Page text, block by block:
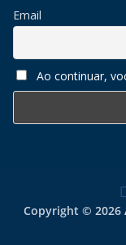
Email
Ao continuar,
Copyright © 2026